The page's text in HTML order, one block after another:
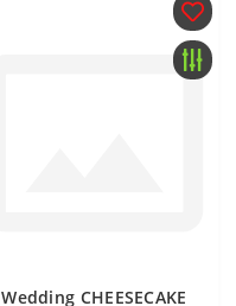
Wedding CHEESECAKE